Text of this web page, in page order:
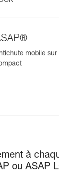
mobile sur
à
ou ASAP